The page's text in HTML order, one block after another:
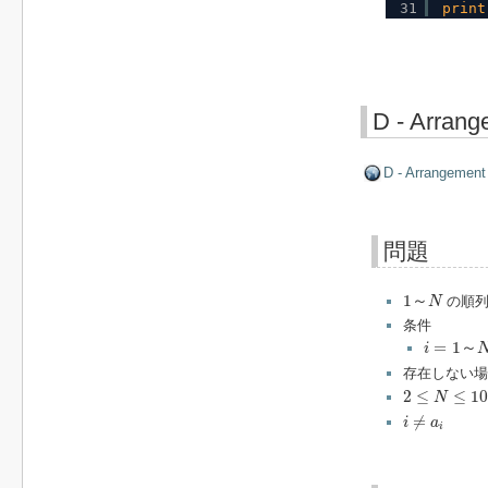
31
print
D -
D - Arrangement
問題
1 ～ N
1 N
の順
条件
i = 1 ～
i= ～
存在しない
2 ≤ N ≤ 10
2 N ≤10 5
i ≠ ai
≠ ai